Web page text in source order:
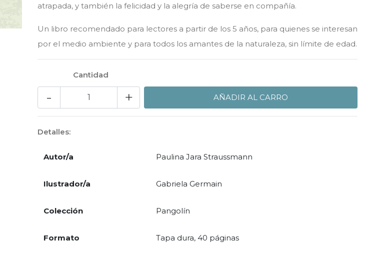
atrapada, y también la felicidad y la alegría de saberse en compañía.
Un libro recomendado para lectores a partir de los 5 años, para quienes se interesan
por el medio ambiente y para todos los amantes de la naturaleza, sin límite de edad.
Cantidad
+
-
Detalles:
Autor/a Paulina Jara Straussmann
Ilustrador/a Gabriela Germain
Colección Pangolín
Formato Tapa dura, 40 páginas